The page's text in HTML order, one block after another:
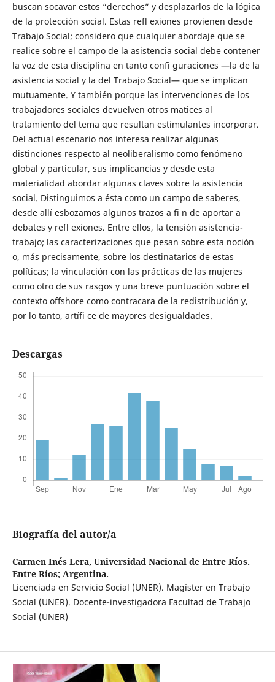
buscan socavar estos “derechos” y desplazarlos de la lógica
de la protección social. Estas refl exiones provienen desde
Trabajo Social; considero que cualquier abordaje que se
realice sobre el campo de la asistencia social debe contener
la voz de esta disciplina en tanto confi guraciones —la de la
asistencia social y la del Trabajo Social— que se implican
mutuamente. Y también porque las intervenciones de los
trabajadores sociales devuelven otros matices al
tratamiento del tema que resultan estimulantes incorporar.
Del actual escenario nos interesa realizar algunas
distinciones respecto al neoliberalismo como fenómeno
global y particular, sus implicancias y desde esta
materialidad abordar algunas claves sobre la asistencia
social. Distinguimos a ésta como un campo de saberes,
desde allí esbozamos algunos trazos a fi n de aportar a
debates y refl exiones. Entre ellos, la tensión asistencia-
trabajo; las caracterizaciones que pesan sobre esta noción
o, más precisamente, sobre los destinatarios de estas
políticas; la vinculación con las prácticas de las mujeres
como otro de sus rasgos y una breve puntuación sobre el
contexto offshore como contracara de la redistribución y,
por lo tanto, artífi ce de mayores desigualdades.
Descargas
Biografía del autor/a
Carmen Inés Lera, Universidad Nacional de Entre Ríos.
Entre Ríos; Argentina.
Licenciada en Servicio Social (UNER). Magíster en Trabajo
Social (UNER). Docente-investigadora Facultad de Trabajo
Social (UNER)